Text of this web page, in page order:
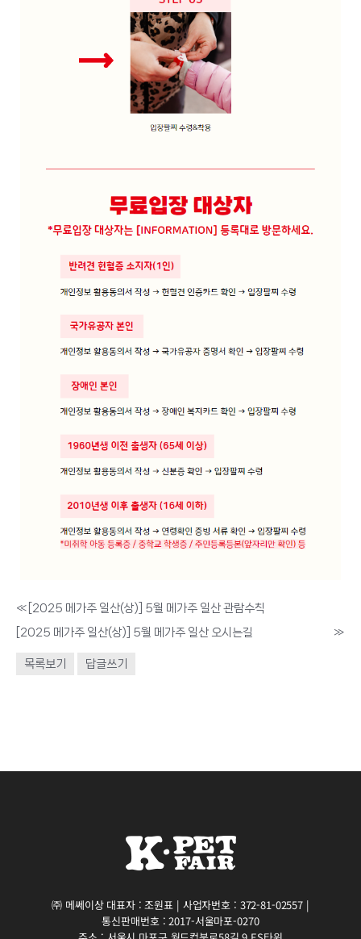
« [2025 메가주 일산(상)] 5월 메가주 일산 관람수칙
[2025 메가주 일산(상)] 5월 메가주 일산 오시는길
»
목록보기 답글쓰기
㈜ 메쎄이상 대표자 : 조원표 | 사업자번호 : 372-81-02557 |
통신판매번호 : 2017-서울마포-0270